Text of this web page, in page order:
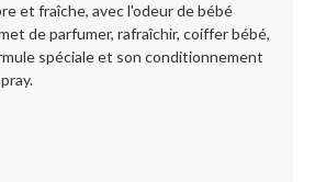
et fraîche, avec l'odeur de bébé
de parfumer, rafraîchir, coiffer bébé,
spéciale et son conditionnement